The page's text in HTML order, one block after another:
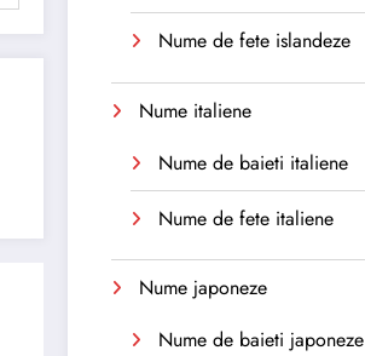
Nume de fete islandeze
Nume italiene
Nume de baieti italiene
Nume de fete italiene
Nume japoneze
Nume de baieti japoneze